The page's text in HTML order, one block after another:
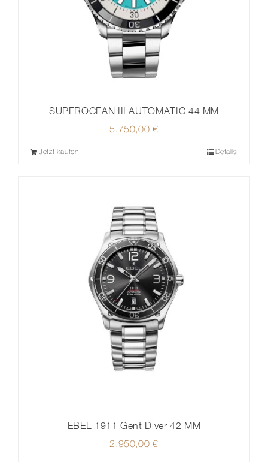
SUPEROCEAN III AUTOMATIC 44 MM
5.750,00€
Jetzt kaufen Details
EBEL 1911 Gent Diver 42 MM
2.950,00€